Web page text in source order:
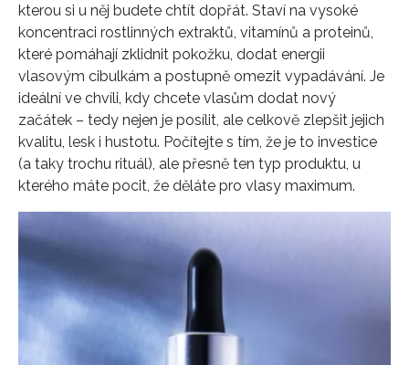
kterou si u něj budete chtít dopřát. Staví na vysoké
koncentraci rostlinných extraktů, vitamínů a proteinů,
které pomáhají zklidnit pokožku, dodat energii
vlasovým cibulkám a postupně omezit vypadávání. Je
ideální ve chvíli, kdy chcete vlasům dodat nový
začátek – tedy nejen je posílit, ale celkově zlepšit jejich
kvalitu, lesk i hustotu. Počítejte s tím, že je to investice
(a taky trochu rituál), ale přesně ten typ produktu, u
kterého máte pocit, že děláte pro vlasy maximum.